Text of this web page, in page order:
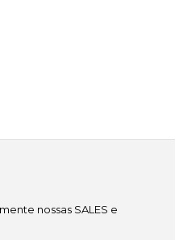
nossas SALES e